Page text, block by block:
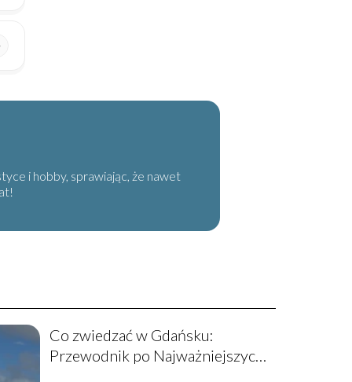
i hobby, sprawiając, że nawet
Co zwiedzać w Gdańsku:
Przewodnik po Najważniejszych